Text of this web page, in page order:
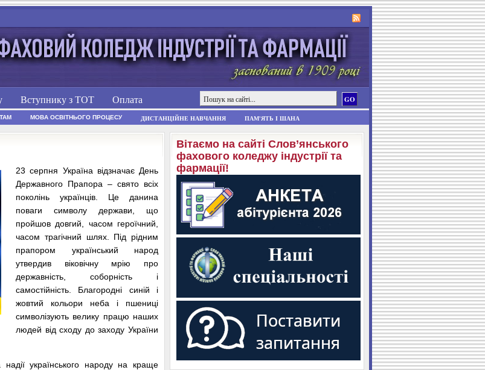
Вступнику з ТОТ Оплата
МОВА ОСВІТНЬОГО ПРОЦЕСУ ДИСТАНЦІЙНЕ НАВЧАННЯ ПАМ'ЯТЬ І ШАНА
23 серпня Україна відзначає День
Державного Прапора – свято всіх
поколінь українців. Це данина
поваги символу держави, що
пройшов довгий, часом героїчний,
часом трагічний шлях. Під рідним
прапором український народ
утвердив віковічну мрію про
державність, соборність і
самостійність. Благородні синій і
жовтий кольори неба і пшениці
символізують велику працю наших
людей від сходу до заходу України
українського народу на краще
Вітаємо на сайті Слов’янського
фахового коледжу індустрії та
фармації!